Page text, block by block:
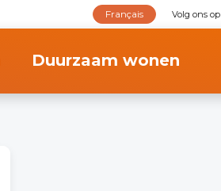
Volg ons op
Français
Duurzaam wonen